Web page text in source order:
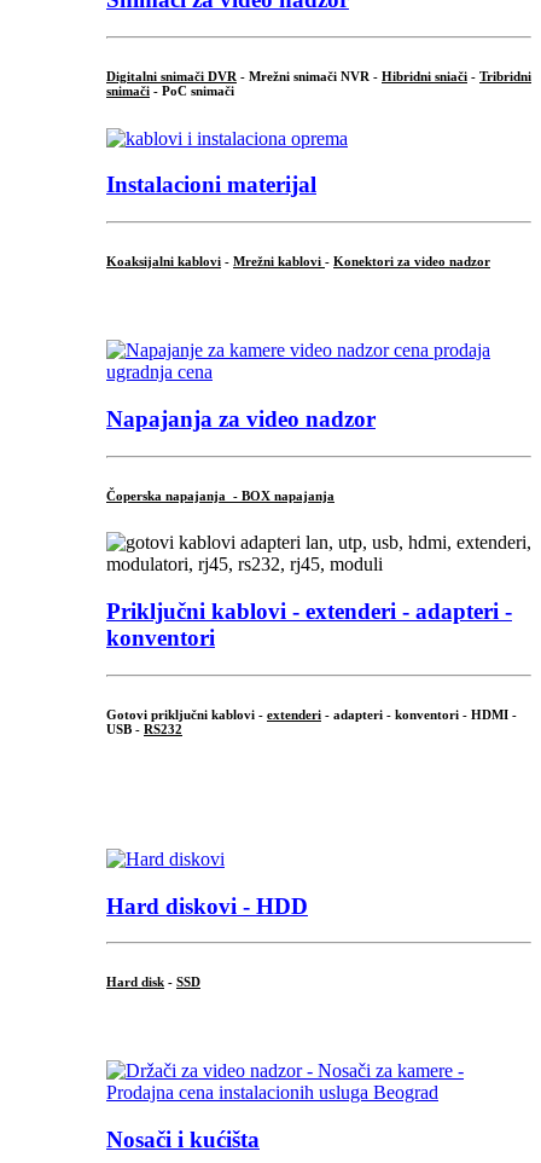
Digitalni snimači DVR - Mrežni snimači NVR - Hibridni sniači - Tribridni
snimači - PoC snimači
Instalacioni materijal
Koaksijalni kablovi - Mrežni kablovi - Konektori za video nadzor
Napajanja za video nadzor
Čoperska napajanja - BOX napajanja
Priključni kablovi - extenderi - adapteri -
konventori
Gotovi priključni kablovi - extenderi - adapteri - konventori - HDMI -
USB - RS232
Hard diskovi - HDD
Hard disk - SSD
Nosači i kućišta